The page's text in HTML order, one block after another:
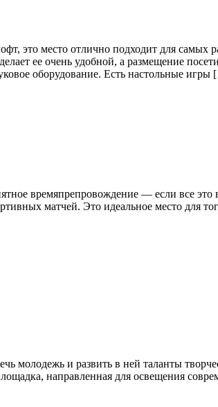
это место отлично подходит для самых
ее очень удобной, а размещение
оборудование. Есть настольные
времяпрепровождение — если все
матчей. Это идеальное место для
молодежь и развить в ней таланты
направленная для освещения